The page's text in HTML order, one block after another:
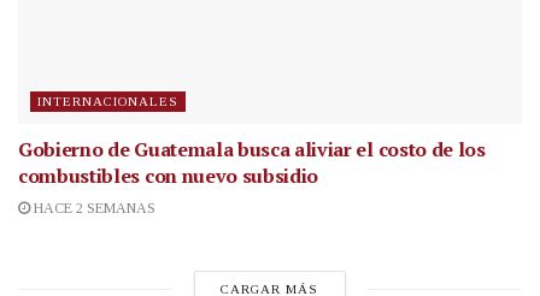
INTERNACIONALES
Gobierno de Guatemala busca aliviar el costo de los
combustibles con nuevo subsidio
HACE 2 SEMANAS
CARGAR MÁS